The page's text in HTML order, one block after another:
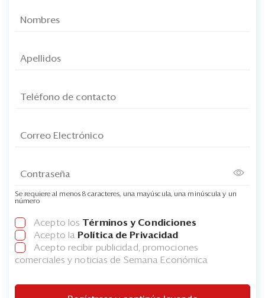
Se requiere al menos 8 caracteres, una mayúscula, una minúscula y un
número
Acepto los Términos y Condiciones
Acepto la Política de Privacidad
Acepto recibir publicidad, promociones
comerciales y noticias de Semana Económica